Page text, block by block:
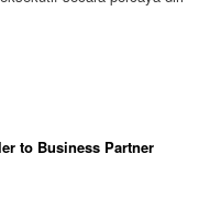
to Business Partner